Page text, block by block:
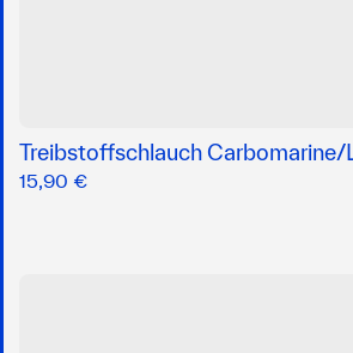
Treibstoffschlauch Carbomarine/
15,90 €